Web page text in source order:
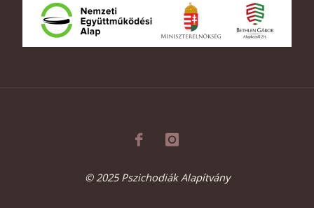
© 2025 Pszichodiák Alapítvány